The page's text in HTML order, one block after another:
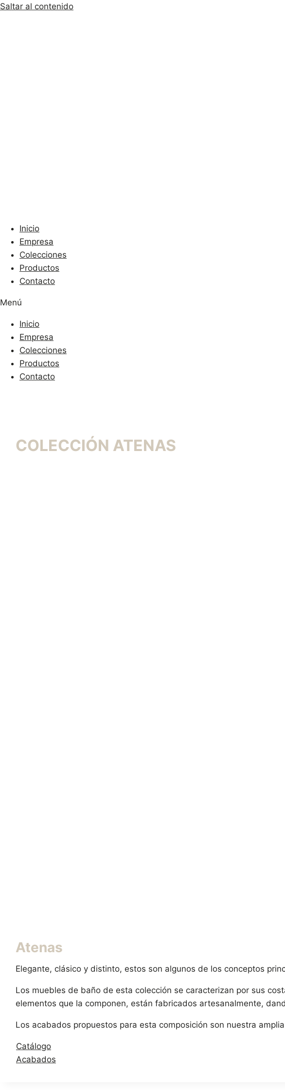
Saltar al contenido
Inicio
Empresa
Colecciones
Productos
Contacto
Menú
Inicio
Empresa
Colecciones
Productos
Contacto
COLECCIÓN ATENAS
Atenas
Elegante, clásico y distinto, estos son algunos de los conceptos
Los muebles de baño de esta colección se caracterizan por sus
elementos que la componen, están fabricados artesanalmente,
Los acabados propuestos para esta composición son nuestra
Catálogo
Acabados